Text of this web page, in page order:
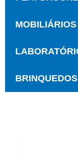
MOBILIÁRIOS